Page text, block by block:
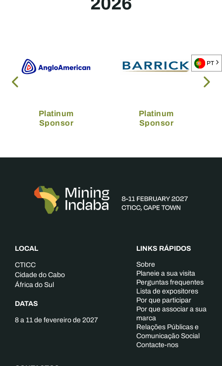
Platinum
Sponsor
Platinum
Sponsor
LOCAL
CTICC
Cidade do Cabo
África do Sul
DATAS
8 a 11 de fevereiro de 2027
LINKS RÁPIDOS
Sobre
Planeie a sua visita
Perguntas frequentes
Lista de expositores
Por que participar
Por que associar a sua
marca
Relações Públicas e
Comunicação Social
Contacte-nos
PT